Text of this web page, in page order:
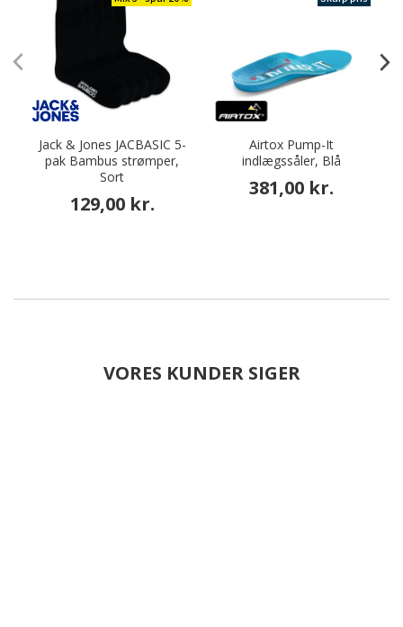
Jack & Jones JACBASIC 5-
pak Bambus strømper,
Sort
129,00 kr.
Airtox Pump-It
indlægssåler, Blå
381,00 kr.
VORES KUNDER SIGER